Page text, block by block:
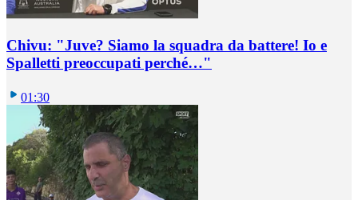
Chivu: "Juve? Siamo la squadra da battere! Io e
Spalletti preoccupati perché…"
01:30